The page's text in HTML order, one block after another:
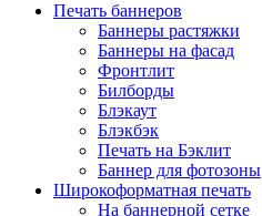
Печать баннеров
Баннеры растяжки
Баннеры на фасад
Фронтлит
Билборды
Блэкаут
Блэкбэк
Печать на Бэклит
Баннер для фотозоны
Широкоформатная печать
На баннерной сетке